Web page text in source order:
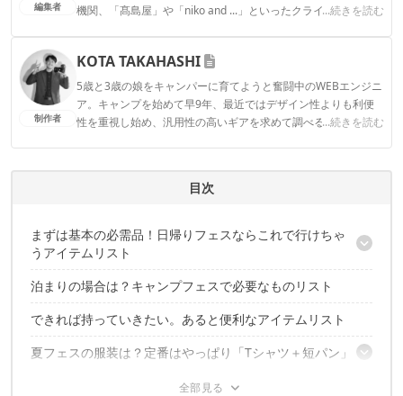
編集者
機関、「髙島屋」や「niko and ...」といったクライアントとの
...続きを読む
CAMP HACK編集部のプロフィール
制作者
KOTA TAKAHASHI
5歳と3歳の娘をキャンパーに育てようと奮闘中のWEBエンジニ
ア。キャンプを始めて早9年、最近ではデザイン性よりも利便
性を重視し始め、汎用性の高いギアを求めて調べる日々を過ご
...続きを読む
KOTA TAKAHASHIのプロフィール
目次
まずは基本の必需品！日帰りフェスならこれで行けちゃ
うアイテムリスト
POINT1：いつもより小さい財布が◎
POINT2：1日外にいるから、充電切れは避けたい
POINT3：貴重品を身につけるために
POINT4：リュックで移動を身軽に
泊まりの場合は？キャンプフェスで必要なものリスト
できれば持っていきたい。あると便利なアイテムリスト
夏フェスの服装は？定番はやっぱり「Tシャツ＋短パン」
野外フェスに関するこちらの記事もおすすめ